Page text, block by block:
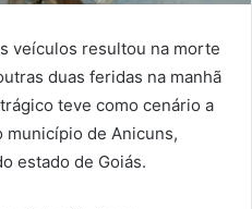
veículos resultou na morte
duas feridas na manhã
teve como cenário a
município de Anicuns,
estado de Goiás.